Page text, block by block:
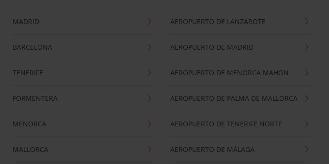
MADRID
BARCELONA
TENERIFE
FORMENTERA
MENORCA
MALLORCA
AEROPUERTO DE LANZAROTE
AEROPUERTO DE MADRID
AEROPUERTO DE MENORCA MAHON
AEROPUERTO DE PALMA DE MALLORCA
AEROPUERTO DE TENERIFE NORTE
AEROPUERTO DE MÁLAGA